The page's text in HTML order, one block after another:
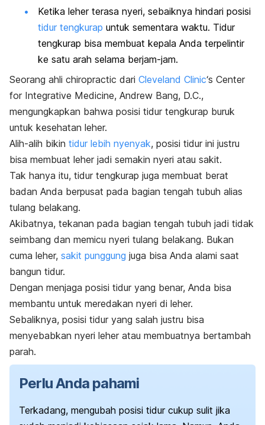
Ketika leher terasa nyeri, sebaiknya hindari posisi
tidur tengkurap untuk sementara waktu. Tidur
tengkurap bisa membuat kepala Anda terpelintir
ke satu arah selama berjam-jam.
Seorang ahli chiropractic dari Cleveland Clinic‘s Center
for Integrative Medicine, Andrew Bang, D.C.,
mengungkapkan bahwa posisi tidur tengkurap buruk
untuk kesehatan leher.
Alih-alih bikin tidur lebih nyenyak, posisi tidur ini justru
bisa membuat leher jadi semakin nyeri atau sakit.
Tak hanya itu, tidur tengkurap juga membuat berat
badan Anda berpusat pada bagian tengah tubuh alias
tulang belakang.
Akibatnya, tekanan pada bagian tengah tubuh jadi tidak
seimbang dan memicu nyeri tulang belakang. Bukan
cuma leher, sakit punggung juga bisa Anda alami saat
bangun tidur.
Dengan menjaga posisi tidur yang benar, Anda bisa
membantu untuk meredakan nyeri di leher.
Sebaliknya, posisi tidur yang salah justru bisa
menyebabkan nyeri leher atau membuatnya bertambah
parah.
Perlu Anda pahami
Terkadang, mengubah posisi tidur cukup sulit jika